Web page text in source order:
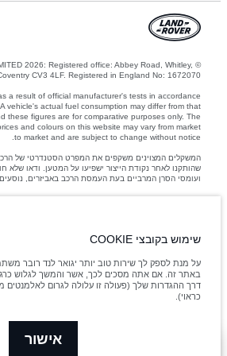
2026: Registered office: Abbey Road, Whitley,
CV3 4LF. Registered in England No: 1672070
a result of official manufacturer's tests in accordance
vehicle's actual fuel consumption may differ from that
these figures are for comparative purposes only. The
and colours on this website may vary from market
to market and are subject to change without notice.
המשקלים המצוינים משקפים את המפרט הסטנדרטי של
שהותקנו לאחר נקודת הייצור ישפיעו על המטען. ודאו שלא
ועומסי הסרן המרביים בעת העמסת הרכב באביזרים, נוסעים,
we reserve the right to change without notice. Some
optional and standard for different model years. The
may vary from market to market and are subject to
vehicles are shown with optional equipment and
not be available in all markets. Please contact your
local retailer for local availability and prices.
שימוש בקובצי COOKIE
דרך ההגדרות שלך (פעולה זו עלולה לגרום לאלמנטים
כראוי).
אישור